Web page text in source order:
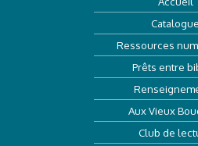
Catalogue
Ressources
Prêts entre
Aux Vieux
Club de